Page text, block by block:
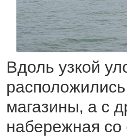
Вдоль узкой
магазины, а с
набережная